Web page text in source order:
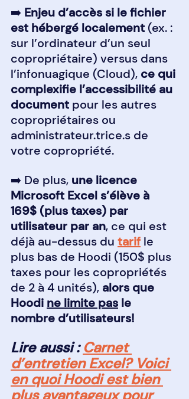
➡️ Enjeu d’accès si le fichier
est hébergé localement (ex. :
sur l’ordinateur d’un seul
copropriétaire) versus dans
l’infonuagique (Cloud), ce qui
complexifie l’accessibilité au
document pour les autres
copropriétaires ou
administrateur.trice.s de
votre copropriété.
➡️ De plus, une licence
Microsoft Excel s’élève à
169$ (plus taxes) par
utilisateur par an, ce qui est
déjà au-dessus du tarif le
plus bas de Hoodi (150$ plus
taxes pour les copropriétés
de 2 à 4 unités), alors que
Hoodi ne limite pas le
nombre d’utilisateurs!
Lire aussi : Carnet
d’entretien Excel? Voici
en quoi Hoodi est bien
plus avantageux pour